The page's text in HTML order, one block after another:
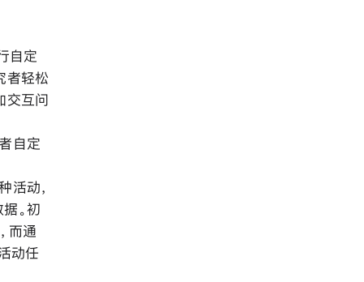
自定
者轻松
交互问
自定
活动，
。初
而通
动任